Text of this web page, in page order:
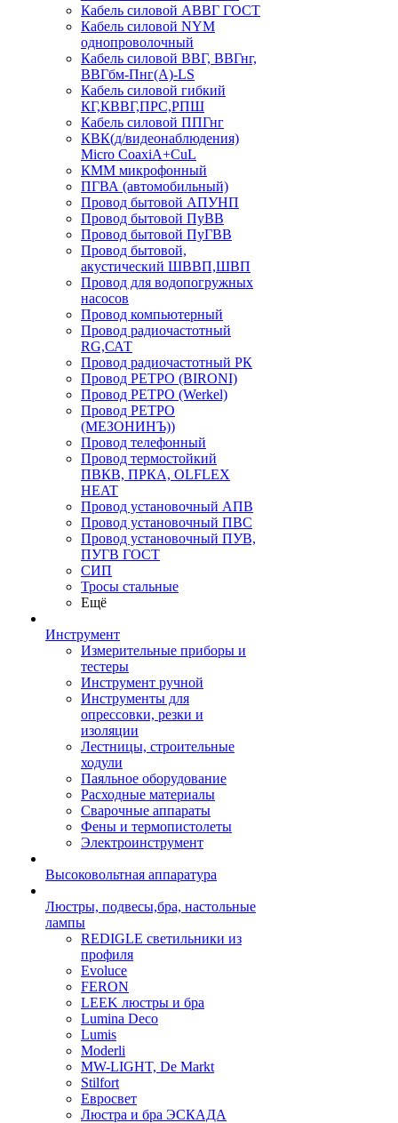
Кабель силовой АВВГ ГОСТ
Кабель силовой NYM
однопроволочный
Кабель силовой ВВГ, ВВГнг,
ВВГбм-Пнг(А)-LS
Кабель силовой гибкий
КГ,КВВГ,ПРС,РПШ
Кабель силовой ППГнг
КВК(д/видеонаблюдения)
Micro CoaxiA+CuL
КММ микрофонный
ПГВА (автомобильный)
Провод бытовой АПУНП
Провод бытовой ПуВВ
Провод бытовой ПуГВВ
Провод бытовой,
акустический ШВВП,ШВП
Провод для водопогружных
насосов
Провод компьютерный
Провод радиочастотный
RG,САТ
Провод радиочастотный РК
Провод РЕТРО (BIRONI)
Провод РЕТРО (Werkel)
Провод РЕТРО
(МЕЗОНИНЪ))
Провод телефонный
Провод термостойкий
ПВКВ, ПРКА, OLFLEX
HEAT
Провод установочный АПВ
Провод установочный ПВС
Провод установочный ПУВ,
ПУГВ ГОСТ
СИП
Тросы стальные
Ещё
Инструмент
Измерительные приборы и
тестеры
Инструмент ручной
Инструменты для
опрессовки, резки и
изоляции
Лестницы, строительные
ходули
Паяльное оборудование
Расходные материалы
Сварочные аппараты
Фены и термопистолеты
Электроинструмент
Высоковольтная аппаратура
Люстры, подвесы,бра, настольные
лампы
REDIGLE светильники из
профиля
Evoluce
FERON
LEEK люстры и бра
Lumina Deco
Lumis
Moderli
MW-LIGHT, De Markt
Stilfort
Евросвет
Люстра и бра ЭСКАДА